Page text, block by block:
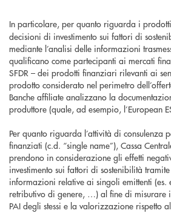
In particolare, per quanto riguarda i
decisioni di investimento sui fattori di
mediante l’analisi delle informazioni
qualificano come partecipanti ai mercati
SFDR – dei prodotti finanziari rilevanti ai
prodotto considerato nel perimetro
Banche affiliate analizzano la
produttore (quale, ad esempio, l’European
Per quanto riguarda l’attività di consulenza
finanziati (c.d. “single name”), Cassa
prendono in considerazione gli effetti
investimento sui fattori di sostenibilità
informazioni relative ai singoli emittenti
retributivo di genere, …) al fine di
PAI degli stessi e la valorizzazione rispetto